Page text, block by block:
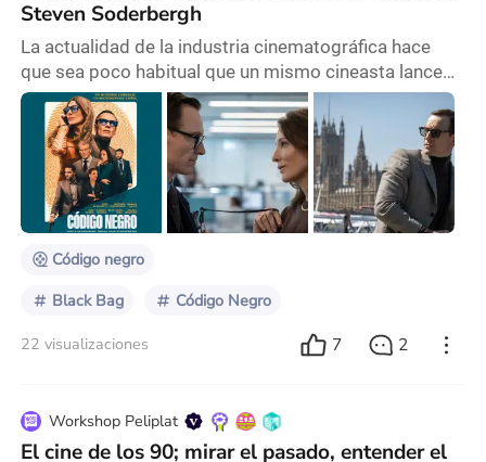
Steven Soderbergh
La actualidad de la industria cinematográfica hace
que sea poco habitual que un mismo cineasta lance
dos proyectos el mismo año debido a las exigencias
que los rodajes llevan hoy en día y como los propios
creativos deciden distribuir sus productos para que
tengan un peso importante por sí mismos. Quizás el
único que ha hecho algo parecido en estos años ha
sido Guy Ritchie que se las ha ingeniado p
Código negro
Black Bag Código Negro
22 visualizaciones 7 2
Workshop Peliplat
El cine de los 90; mirar el pasado, entender el